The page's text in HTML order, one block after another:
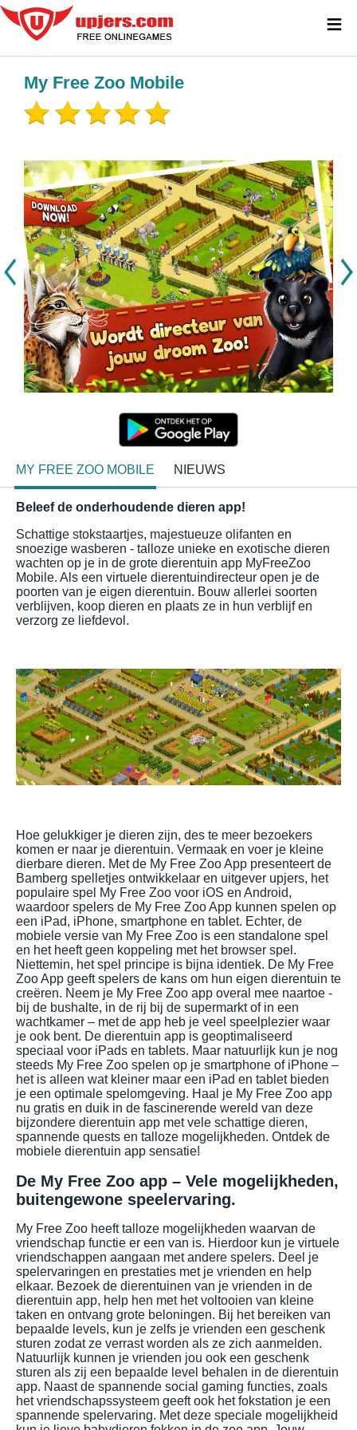
My Free Zoo Mobile
MY FREE ZOO MOBILE NIEUWS
Beleef de onderhoudende dieren app!
Schattige stokstaartjes, majestueuze olifanten en
snoezige wasberen - talloze unieke en exotische dieren
wachten op je in de grote dierentuin app MyFreeZoo
Mobile. Als een virtuele dierentuindirecteur open je de
poorten van je eigen dierentuin. Bouw allerlei soorten
verblijven, koop dieren en plaats ze in hun verblijf en
verzorg ze liefdevol.
Hoe gelukkiger je dieren zijn, des te meer bezoekers
komen er naar je dierentuin. Vermaak en voer je kleine
dierbare dieren. Met de My Free Zoo App presenteert de
Bamberg spelletjes ontwikkelaar en uitgever upjers, het
populaire spel My Free Zoo voor iOS en Android,
waardoor spelers de My Free Zoo App kunnen spelen op
een iPad, iPhone, smartphone en tablet. Echter, de
mobiele versie van My Free Zoo is een standalone spel
en het heeft geen koppeling met het browser spel.
Niettemin, het spel principe is bijna identiek. De My Free
Zoo App geeft spelers de kans om hun eigen dierentuin te
creëren. Neem je My Free Zoo app overal mee naartoe -
bij de bushalte, in de rij bij de supermarkt of in een
wachtkamer – met de app heb je veel speelplezier waar
je ook bent. De dierentuin app is geoptimaliseerd
speciaal voor iPads en tablets. Maar natuurlijk kun je nog
steeds My Free Zoo spelen op je smartphone of iPhone –
het is alleen wat kleiner maar een iPad en tablet bieden
je een optimale spelomgeving. Haal je My Free Zoo app
nu gratis en duik in de fascinerende wereld van deze
bijzondere dierentuin app met vele schattige dieren,
spannende quests en talloze mogelijkheden. Ontdek de
mobiele dierentuin app sensatie!
De My Free Zoo app – Vele mogelijkheden,
buitengewone speelervaring.
My Free Zoo heeft talloze mogelijkheden waarvan de
vriendschap functie er een van is. Hierdoor kun je virtuele
vriendschappen aangaan met andere spelers. Deel je
spelervaringen en prestaties met je vrienden en help
elkaar. Bezoek de dierentuinen van je vrienden in de
dierentuin app, help hen met het voltooien van kleine
taken en ontvang grote beloningen. Bij het bereiken van
bepaalde levels, kun je zelfs je vrienden een geschenk
sturen zodat ze verrast worden als ze zich aanmelden.
Natuurlijk kunnen je vrienden jou ook een geschenk
sturen als zij een bepaalde level behalen in de dierentuin
app. Naast de spannende social gaming functies, zoals
het vriendschapssysteem geeft ook het fokstation je een
spannende spelervaring. Met deze speciale mogelijkheid
≡